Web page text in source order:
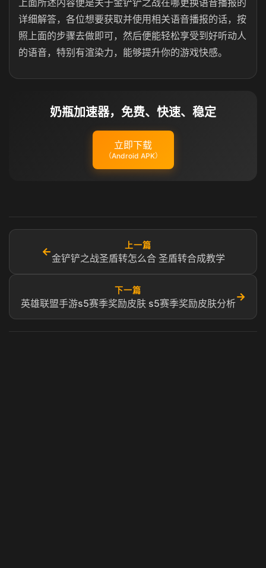
上面所述内容便是关于金铲铲之战在哪更换语音播报的
详细解答，各位想要获取并使用相关语音播报的话，按
照上面的步骤去做即可，然后便能轻松享受到好听动人
的语音，特别有渲染力，能够提升你的游戏快感。
奶瓶加速器，免费、快速、稳定
立即下载
（Android APK）
←
上一篇
金铲铲之战圣盾转怎么合 圣盾转合成教学
下一篇
英雄联盟手游s5赛季奖励皮肤 s5赛季奖励皮肤分析
→